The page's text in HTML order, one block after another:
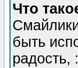
Что
быть
радость,